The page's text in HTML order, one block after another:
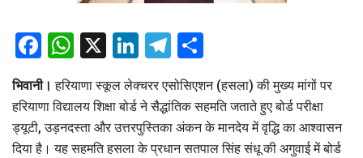
Facebook
WhatsApp
X LinkedIn
Telegram
भिवानी। हरियाणा स्कूल लेक्चरर एसोसिएशन (हसला) की मुख्य मांगों पर
हरियाणा विद्यालय शिक्षा बोर्ड ने सैद्धांतिक सहमति जताते हुए बोर्ड परीक्षा
ड्यूटी, उड़नदस्ता और उत्तरपुस्तिका अंकन के मानदेय में वृद्धि का आश्वासन
दिया है। यह सहमति हसला के प्रधान सतपाल सिंह संधू की अगुवाई में बोर्ड